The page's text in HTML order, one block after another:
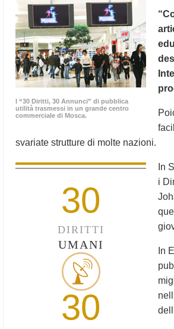
I “30 Diritti, 30 Annunci” di pubblica
utilità trasmessi in un grande centro
commerciale di Mosca.
svariate strutture di molte nazioni.
30
DIRITTI
UMANI
30
In
i
In